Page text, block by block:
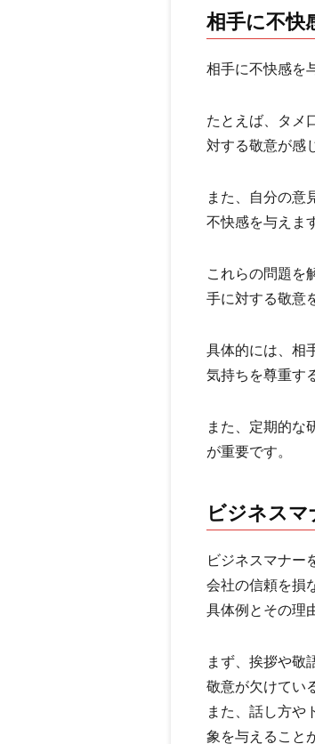
相手に不快
相手に不快感を
たとえば、タメ
対する敬意が感
また、自分の意
不快感を与えま
これらの問題を
手に対する敬意
具体的には、相
気持ちを尊重す
また、定期的な
が重要です。
ビジネス
ビジネスマナー
会社の信頼を損
具体例とその理
まず、挨拶や敬
敬意が欠けてい
また、話し方や
象を与えること